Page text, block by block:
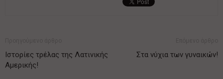
Ιστορίες τρέλας της Λατινικής
Αμερικής!
Στα νύχια των γυναικών!